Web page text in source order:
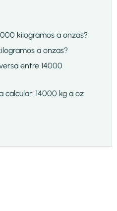
kilogramos a onzas?
a onzas?
entre 14000
calcular: 14000 kg a oz